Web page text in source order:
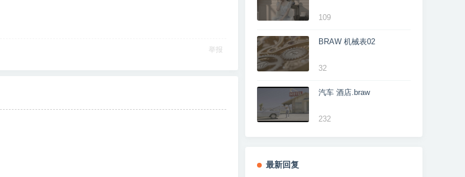
举报
109
BRAW 机械表02
32
汽车 酒店.braw
232
最新回复